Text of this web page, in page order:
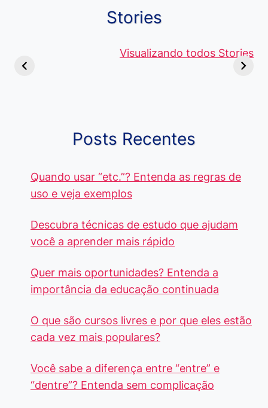
Stories
Visualizando todos Stories
Diferença e
de 5 Centavos
Curso de
Pacote
Posts Recentes
Quando usar “etc.”? Entenda as regras de
uso e veja exemplos
Descubra técnicas de estudo que ajudam
você a aprender mais rápido
Quer mais oportunidades? Entenda a
importância da educação continuada
O que são cursos livres e por que eles estão
cada vez mais populares?
Você sabe a diferença entre “entre” e
“dentre”? Entenda sem complicação